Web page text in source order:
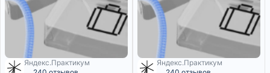
1 ₽/мес
Яндекс.Практикум
1 ₽/мес
Яндекс.Практикум